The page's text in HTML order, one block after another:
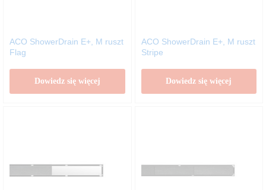
ACO ShowerDrain E+, M ruszt
Flag
Dowiedz się więcej
ACO ShowerDrain E+, M ruszt
Stripe
Dowiedz się więcej